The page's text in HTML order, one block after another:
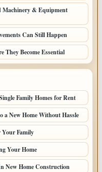
Machinery & Equipment
Can Still Happen
They Become Essential
Family Homes for Rent
a New Home Without Hassle
Your Family
Your Home
New Home Construction